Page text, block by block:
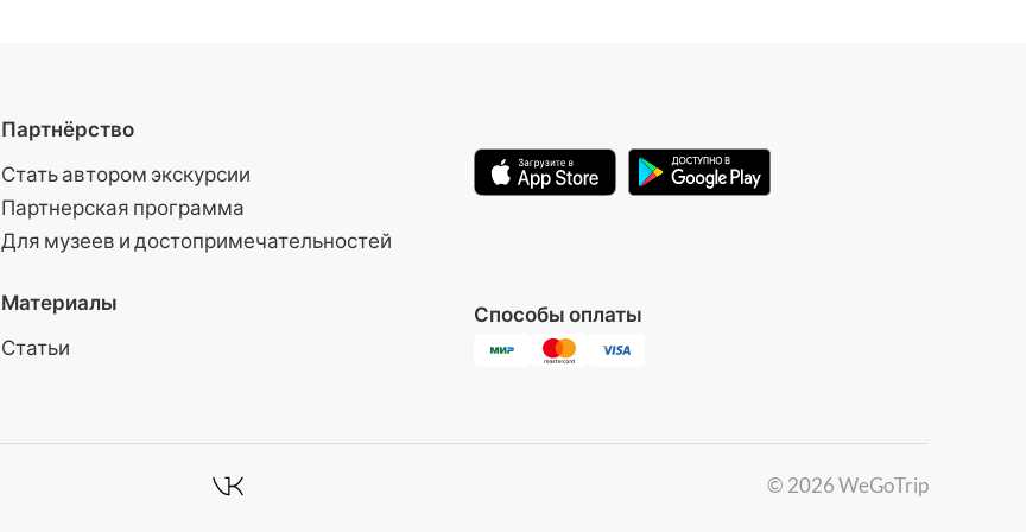
Партнёрство
Стать автором экскурсии
Партнерская программа
Для музеев и достопримечательностей
Материалы
Статьи
Способы оплаты
© 2026WeGoTrip